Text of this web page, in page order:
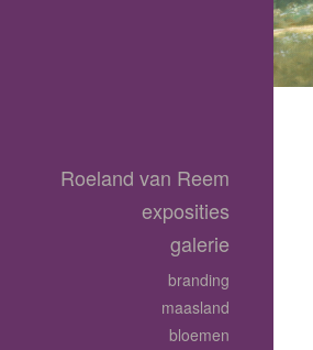
Roeland van Reem
exposities
galerie
branding
maasland
bloemen